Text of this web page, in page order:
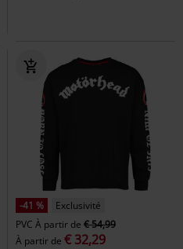
-41 %
Exclusivité
PVC À partir de € 54,99
À partir de € 32,29